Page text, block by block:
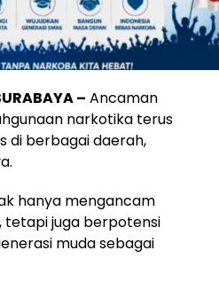
– Ancaman
narkotika terus
di berbagai daerah,
hanya mengancam
tetapi juga berpotensi
muda sebagai